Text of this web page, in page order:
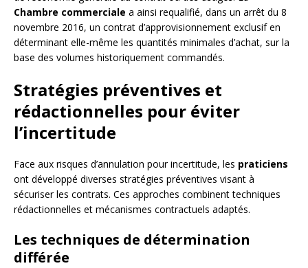
Chambre commerciale a ainsi requalifié, dans un arrêt du 8
novembre 2016, un contrat d’approvisionnement exclusif en
déterminant elle-même les quantités minimales d’achat, sur la
base des volumes historiquement commandés.
Stratégies préventives et
rédactionnelles pour éviter
l’incertitude
Face aux risques d’annulation pour incertitude, les praticiens
ont développé diverses stratégies préventives visant à
sécuriser les contrats. Ces approches combinent techniques
rédactionnelles et mécanismes contractuels adaptés.
Les techniques de détermination
différée